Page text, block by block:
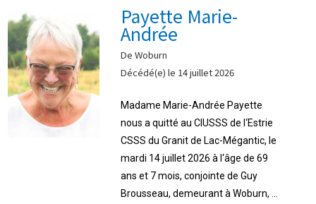
Payette Marie-
Andrée
De Woburn
Décédé(e) le 14 juillet 2026
Madame Marie-Andrée Payette
nous a quitté au CIUSSS de l‘Estrie
CSSS du Granit de Lac-Mégantic, le
mardi 14 juillet 2026 à l‘âge de 69
ans et 7 mois, conjointe de Guy
Brousseau, demeurant à Woburn, ...